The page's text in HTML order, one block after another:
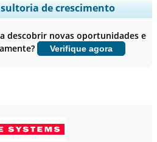
e por país, Análise de segmentos,
competitivo, e insights sobre o
agora
de crescimento
descobrir novas oportunidades e
Verifique agora